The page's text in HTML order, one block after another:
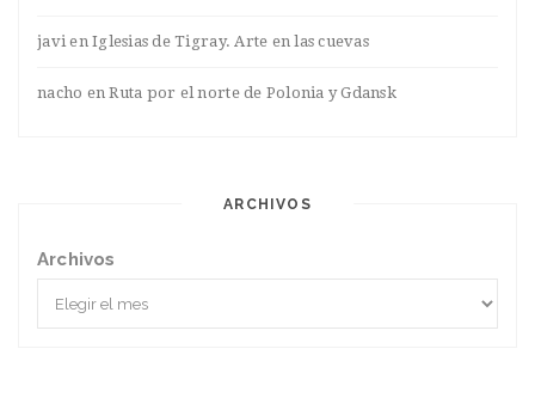
javienIglesias de Tigray. Arte en las cuevas
nacho enRuta por el norte de Polonia y Gdansk
ARCHIVOS
Archivos